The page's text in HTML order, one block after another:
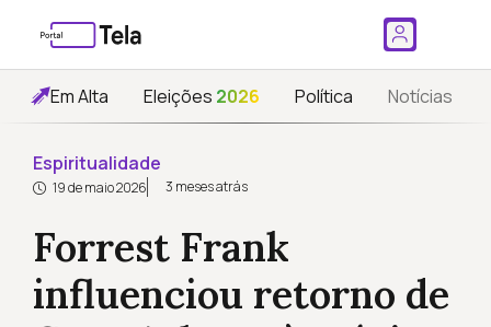
Em Alta Eleições 2026 Política Notícias
Espiritualidade
19 de maio 2026 3 meses atrás
Forrest Frank
influenciou retorno de